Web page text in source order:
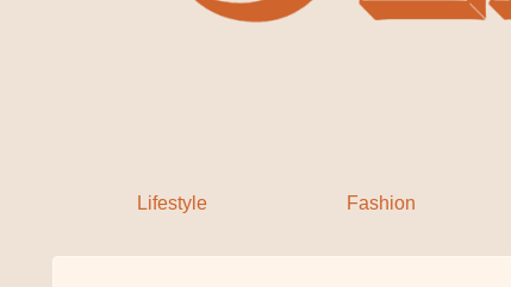
Lifestyle Fashion